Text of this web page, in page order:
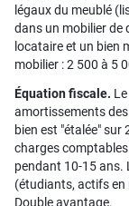
légaux du meublé
dans un mobilier de
locataire et un bien
mobilier : 2 500 à 5
Équation fiscale.
amortissements
bien est "étalée" sur
charges
pendant 10-15 ans.
(étudiants, actifs en
Double avantage.